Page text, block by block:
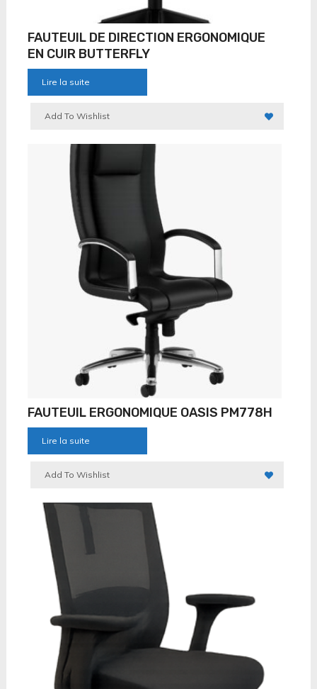
FAUTEUIL DE DIRECTION ERGONOMIQUE
EN CUIR BUTTERFLY
Lire la suite
Add To Wishlist
FAUTEUIL ERGONOMIQUE OASIS PM778H
Lire la suite
Add To Wishlist